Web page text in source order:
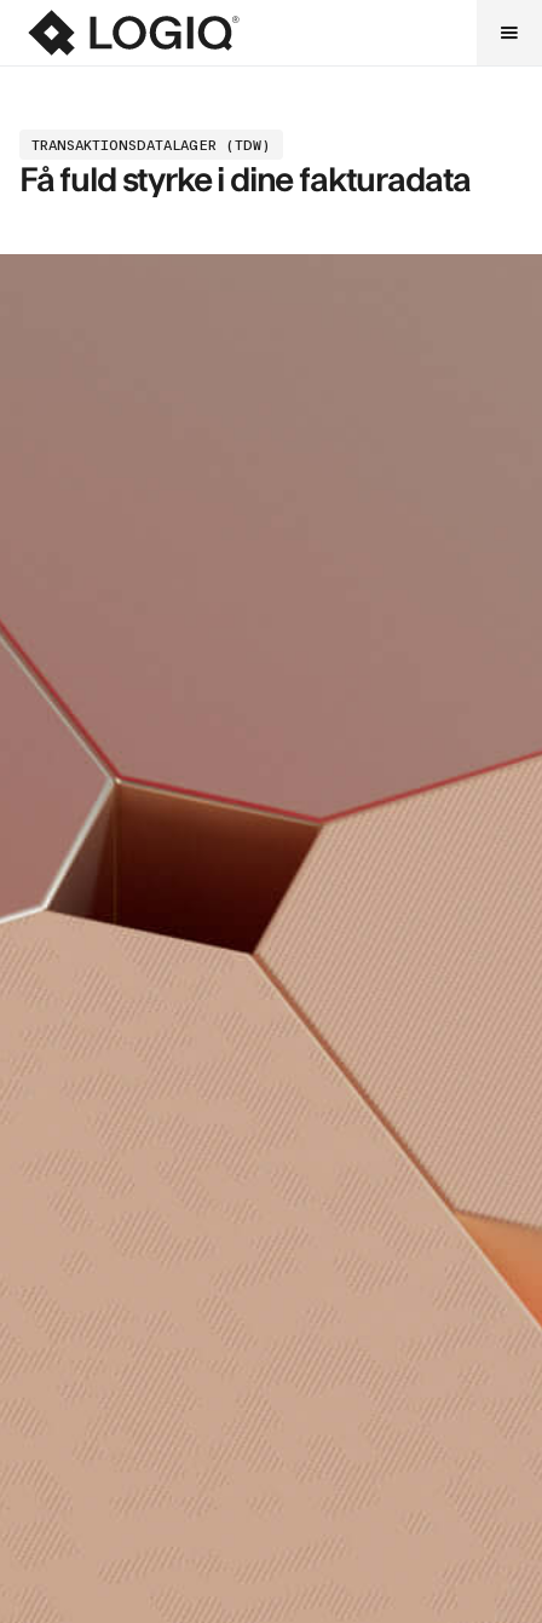
TRANSAKTIONSDATALAGER (TDW)
Få fuld styrke i dine fakturadata